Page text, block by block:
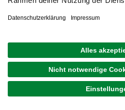
Hochlehner, lass Dich von
und hol Dir ein paar Pflegetipps.
Was zeichnet Polsterauflagen
Sitzauflagen für Hochlehner sind
Gartenstühle bzw. Rollliegen
entsprechenden Standardmaßen